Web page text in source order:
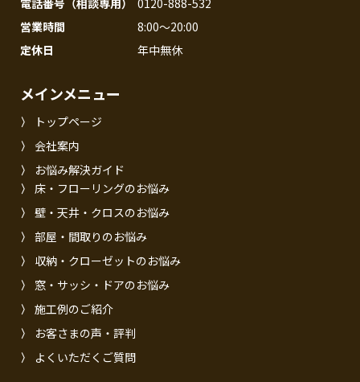
電話番号（相談専用）
0120-888-532
営業時間
8:00〜20:00
定休日
年中無休
メインメニュー
トップページ
会社案内
お悩み解決ガイド
床・フローリングのお悩み
壁・天井・クロスのお悩み
部屋・間取りのお悩み
収納・クローゼットのお悩み
窓・サッシ・ドアのお悩み
施工例のご紹介
お客さまの声・評判
よくいただくご質問